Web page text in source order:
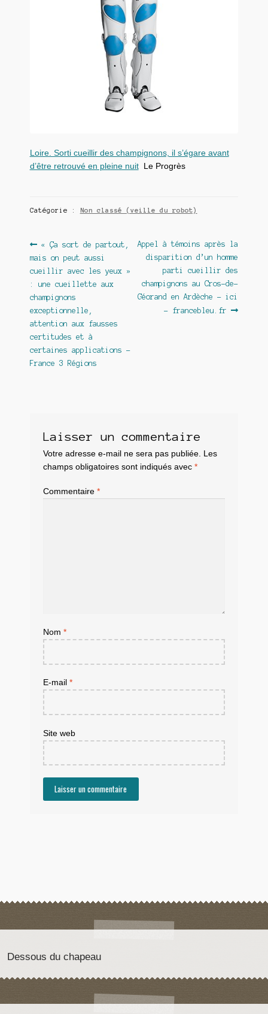
Loire. Sorti cueillir des champignons, il s’égare avant
d’être retrouvé en pleine nuitLe Progrès
Catégorie : Non classé (veille du robot)
Navigation
de
l’article
Article
précédent :
« Ça sort de partout,
mais on peut aussi
cueillir avec les yeux »
: une cueillette aux
champignons
exceptionnelle,
attention aux fausses
certitudes et à
certaines applications –
France 3 Régions
Article
suivant :
Appel à témoins après la
disparition d’un homme
parti cueillir des
champignons au Cros-de-
Géorand en Ardèche – ici
– francebleu.fr
Laisser un commentaire
Votre adresse e-mail ne sera pas publiée. Les
champs obligatoires sont indiqués avec *
Commentaire *
Nom *
E-mail *
Site web
Dessous du chapeau